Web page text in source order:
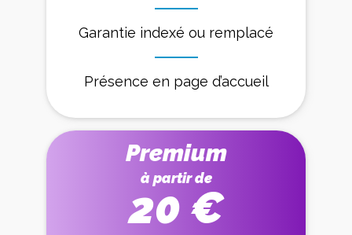
Garantie indexé ou remplacé
Présence en page d’accueil
Premium
à partir de
20 €